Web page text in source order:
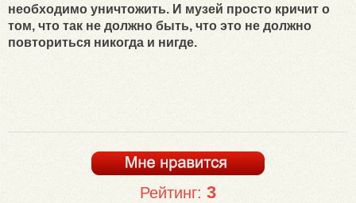
необходимо уничтожить. И музей просто кричит о
том, что так не должно быть, что это не должно
повториться никогда и нигде.
Рейтинг: 3